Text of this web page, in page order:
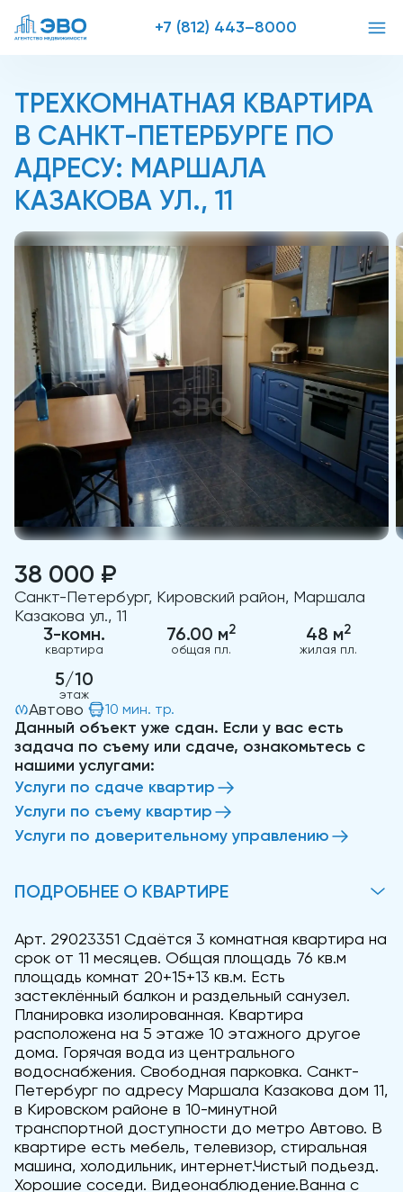
+7 (812) 443–8000
ТРЕХКОМНАТНАЯ КВАРТИРА
В САНКТ-ПЕТЕРБУРГЕ ПО
АДРЕСУ: МАРШАЛА
КАЗАКОВА УЛ., 11
38 000 ₽
Санкт-Петербург, Кировский район, Маршала
Казакова ул., 11
3-комн.
квартира
76.00 м2
общая пл.
48 м2
жилая пл.
5/10
этаж
Автово 10 мин. тр.
Данный объект уже сдан. Если у вас есть
задача по съему или сдаче, ознакомьтесь с
нашими услугами:
Услуги по сдаче квартир
Услуги по съему квартир
Услуги по доверительному управлению
ПОДРОБНЕЕ О КВАРТИРЕ
Арт. 29023351 Сдаётся 3 комнатная квартира на
срок от 11 месяцев. Общая площадь 76 кв.м
площадь комнат 20+15+13 кв.м. Есть
застеклённый балкон и раздельный санузел.
Планировка изолированная. Квартира
расположена на 5 этаже 10 этажного другое
дома. Горячая вода из центрального
водоснабжения. Свободная парковка. Санкт-
Петербург по адресу Маршала Казакова дом 11,
в Кировском районе в 10-минутной
транспортной доступности до метро Автово. В
квартире есть мебель, телевизор, стиральная
машина, холодильник, интернет.Чистый подьезд.
Хорошие соседи. Видеонаблюдение.Ванна с